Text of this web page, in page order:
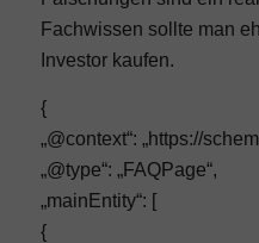
Fachwissen sollte man
Investor kaufen.
{
„@context“: „https://
„@type“: „FAQPage“,
„mainEntity“: [
{